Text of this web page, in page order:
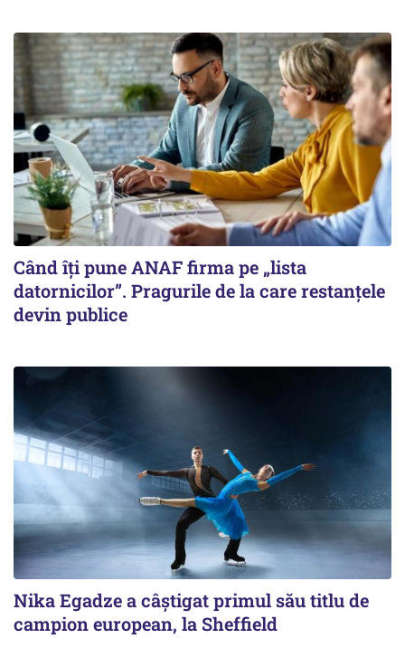
Când îți pune ANAF firma pe „lista
datornicilor”. Pragurile de la care restanțele
devin publice
Nika Egadze a câştigat primul său titlu de
campion european, la Sheffield